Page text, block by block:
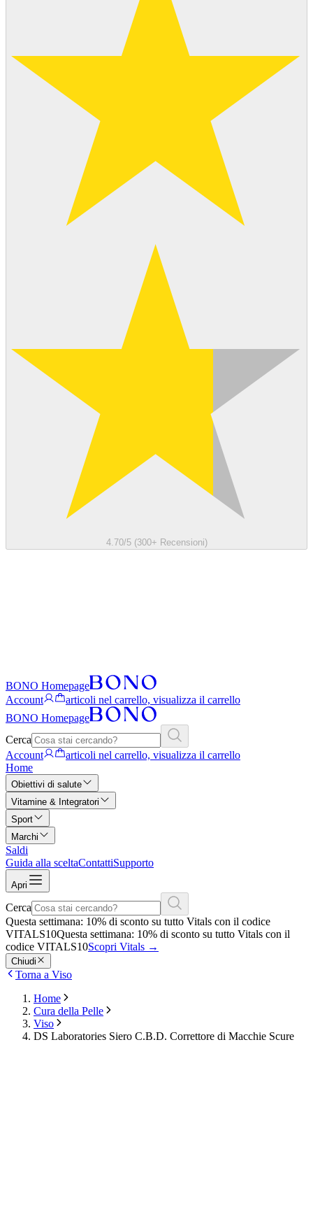
4.70/5 (300+ Recensioni)
BONO Homepage
Account
articoli nel carrello, visualizza il carrello
BONO Homepage
Cerca
Account
articoli nel carrello, visualizza il carrello
Home
Obiettivi di salute
Vitamine & Integratori
Sport
Marchi
Saldi
Guida alla sceltaContattiSupporto
Apri
Cerca
Questa settimana: 10% di sconto su tutto Vitals con il codice
VITALS10Questa settimana: 10% di sconto su tutto Vitals con il
codice VITALS10Scopri Vitals →
Chiudi
Torna a Viso
Home
Cura della Pelle
Viso
DS Laboratories Siero C.B.D. Correttore di Macchie Scure